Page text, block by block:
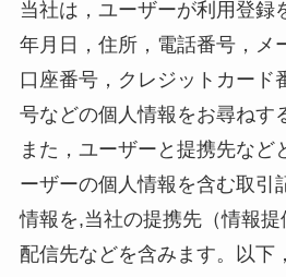
当社は，ユーザーが利用登録
年月日，住所，電話番号，メ
口座番号，クレジットカード
号などの個人情報をお尋ねす
また，ユーザーと提携先など
ーザーの個人情報を含む取引
情報を,当社の提携先（情報
配信先などを含みます。以下